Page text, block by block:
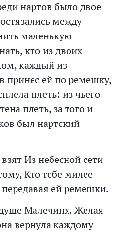
нартов было двое
между
маленькую
кто из двоих
каждый из
принес ей по ремешку,
плеть: из чьего
плеть, за того и
был нартский
Из небесной сети
Кто тебе милее
передавая ей ремешки.
Малечипх. Желая
вернула каждому